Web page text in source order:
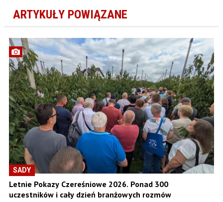
ARTYKUŁY POWIĄZANE
SADY
Letnie Pokazy Czereśniowe 2026. Ponad 300
uczestników i cały dzień branżowych rozmów